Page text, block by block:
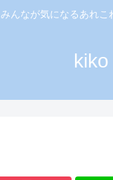
みんなが気になるあれこ